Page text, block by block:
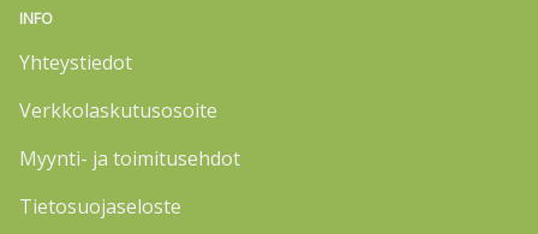
INFO
Yhteystiedot
Verkkolaskutusosoite
Myynti- ja toimitusehdot
Tietosuojaseloste